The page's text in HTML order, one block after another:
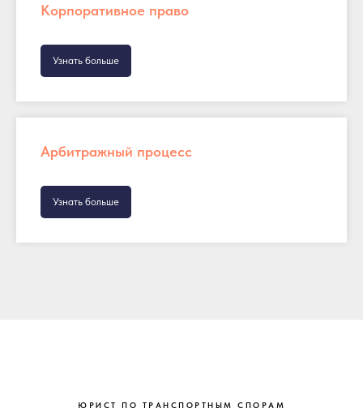
Корпоративное право
Узнать больше
Арбитражный процесс
Узнать больше
ЮРИСТ ПО ТРАНСПОРТНЫМ СПОРАМ